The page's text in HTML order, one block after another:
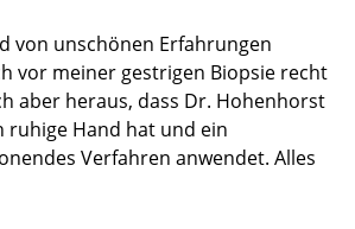
von unschönen Erfahrungen
vor meiner gestrigen Biopsie recht
aber heraus, dass Dr. Hohenhorst
ruhige Hand hat und ein
Verfahren anwendet. Alles
der lokalen Betäubung ist man
keine Sorge vor der Biopsie.